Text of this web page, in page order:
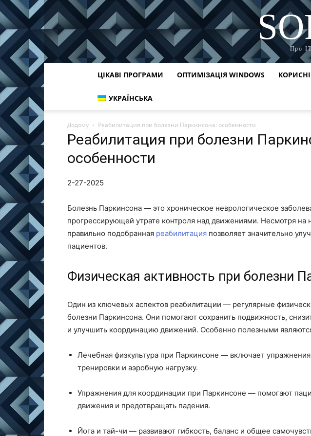
Про
ЦІКАВІ ПРОГРАМИ ОПТИМІЗАЦІЯ WINDOWS
УКРАЇНСЬКА
Додому Реабилитация при болезни Паркинсона: особенности
Реабилитация при болезни
особенности
2-27-2025
Болезнь Паркинсона — это хроническое неврологическое
прогрессирующей утрате контроля над движениями. Несмотря на
правильно подобранная реабилитация позволяет значительно
пациентов.
Физическая активность при болезни
Один из ключевых аспектов реабилитации — регулярные
болезни Паркинсона. Они помогают сохранить подвижность,
и улучшить координацию движений. Особенно полезными
Лечебная физкультура при Паркинсоне — включает
тренировки и аэробную нагрузку.
Упражнения для координации при Паркинсоне — помогают
движения и предотвращать падения.
Йога и тай-чи — развивают гибкость, баланс и общее